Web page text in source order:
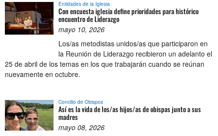
Entidades de la Iglesia
Con encuesta iglesia define prioridades para histórico
encuentro de Liderazgo
mayo 10, 2026
Los/as metodistas unidos/as que participaron en
la Reunión de Liderazgo recibieron un adelanto el
25 de abril de los temas en los que trabajarán cuando se reúnan
nuevamente en octubre.
Concilio de Obispos
Así es la vida de los/as hijos/as de obispas junto a sus
madres
mayo 08, 2026